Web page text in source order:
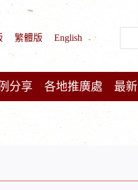
繁體版 English
分享 各地推廣處 最